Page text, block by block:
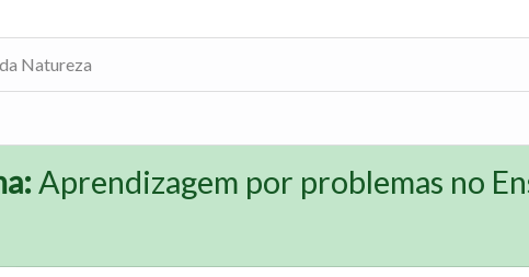
Natureza
Aprendizagem por problemas no